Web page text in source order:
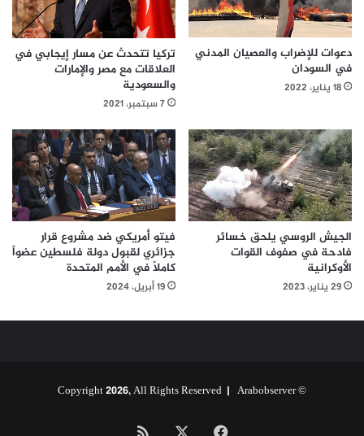
دعوات للإضراب والعصيان المدني
في السودان
18 يناير، 2022
تركيا تتحدث عن مسار إيجابي في
العلاقات مع مصر والإمارات
والسعودية
7 سبتمبر، 2021
الجيش الروسي يلحق خسائر
فادحة في صفوف القوات
الأوكرانية
29 يناير، 2023
فيتو أمريكي ضد مشروع قرار
جزائري لقبول دولة فلسطين عضواً
كاملاً في الأمم المتحدة
19 أبريل، 2024
© Copyright 2026, All Rights Reserved |
Arabobserver